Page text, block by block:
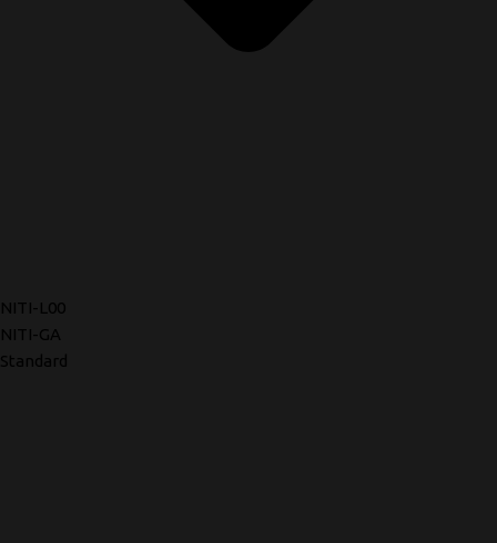
NITI-L00
NITI-GA
Standard